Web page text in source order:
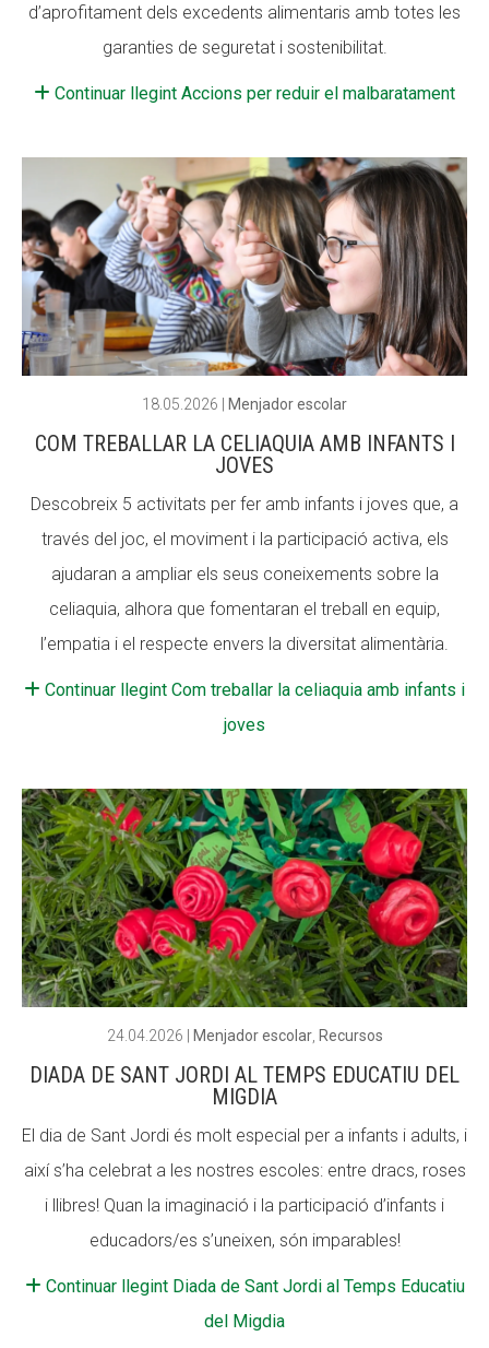
d’aprofitament dels excedents alimentaris amb totes les
garanties de seguretat i sostenibilitat.
Continuar llegint Accions per reduir el malbaratament
18.05.2026 Menjador escolar
COM TREBALLAR LA CELIAQUIA AMB INFANTS I
JOVES
Descobreix 5 activitats per fer amb infants i joves que, a
través del joc, el moviment i la participació activa, els
ajudaran a ampliar els seus coneixements sobre la
celiaquia, alhora que fomentaran el treball en equip,
l’empatia i el respecte envers la diversitat alimentària.
Continuar llegint Com treballar la celiaquia amb infants i
joves
24.04.2026 Menjador escolar, Recursos
DIADA DE SANT JORDI AL TEMPS EDUCATIU DEL
MIGDIA
El dia de Sant Jordi és molt especial per a infants i adults, i
així s’ha celebrat a les nostres escoles: entre dracs, roses
i llibres! Quan la imaginació i la participació d’infants i
educadors/es s’uneixen, són imparables!
Continuar llegint Diada de Sant Jordi al Temps Educatiu
del Migdia
L'equip
Missió i valors
Els comptes clars
Memòria d'activitats
ACTUALITAT
Notícies
Butlletins
Diari de la Fundació
Fundesplai als mitjans
Fes un donatiu
Treballa amb nosaltres